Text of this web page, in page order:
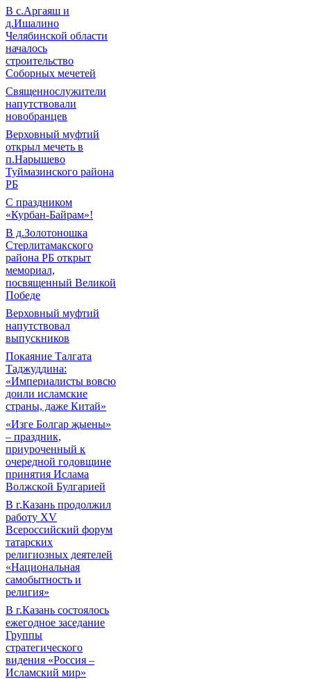
В с.Аргаяш и
д.Ишалино
Челябинской области
началось
строительство
Соборных мечетей
Священнослужители
напутствовали
новобранцев
Верховный муфтий
открыл мечеть в
п.Нарышево
Туймазинского района
РБ
С праздником
«Курбан-Байрам»!
В д.Золотоношка
Стерлитамакского
района РБ открыт
мемориал,
посвященный Великой
Победе
Верховный муфтий
напутствовал
выпускников
Покаяние Талгата
Таджуддина:
«Империалисты вовсю
доили исламские
страны, даже Китай»
«Изге Болгар җыены»
– праздник,
приуроченный к
очередной годовщине
принятия Ислама
Волжской Булгарией
В г.Казань продолжил
работу XV
Всероссийский форум
татарских
религиозных деятелей
«Национальная
самобытность и
религия»
В г.Казань состоялось
ежегодное заседание
Группы
стратегического
видения «Россия –
Исламский мир»